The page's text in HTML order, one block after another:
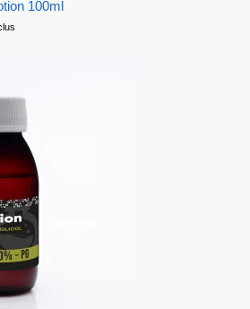
100ml